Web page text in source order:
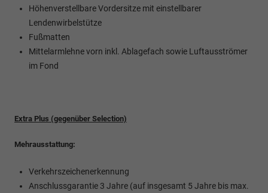
Höhenverstellbare Vordersitze mit einstellbarer
Lendenwirbelstütze
Fußmatten
Mittelarmlehnevorn inkl. Ablagefach sowie Luftausströmer
im Fond
Extra Plus (gegenüber Selection)
Mehrausstattung:
Verkehrszeichenerkennung
Anschlussgarantie 3 Jahre (auf insgesamt 5 Jahre bis max.